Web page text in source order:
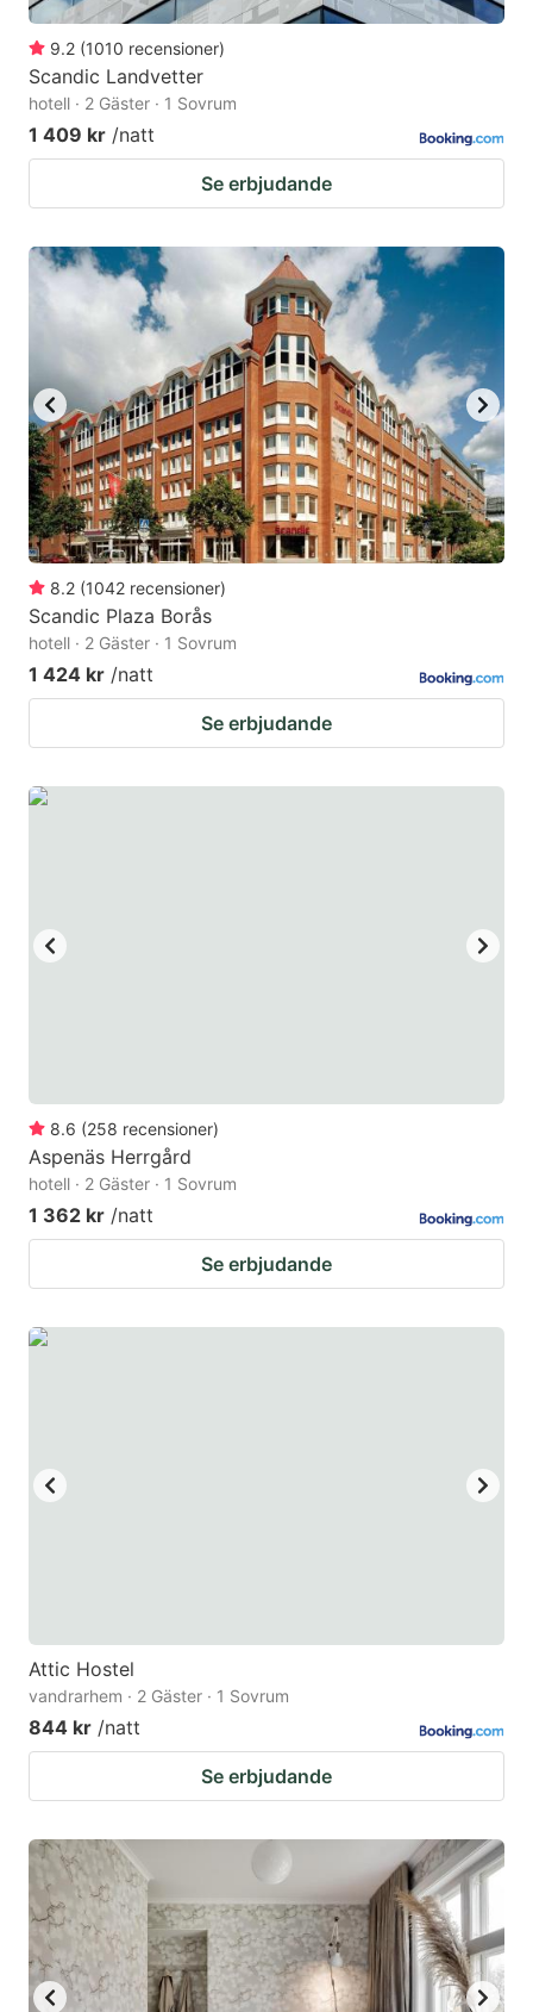
9.2 (1010 recensioner)
Scandic Landvetter
hotell · 2 Gäster · 1 Sovrum
1 409 kr /natt
Se erbjudande
8.2 (1042 recensioner)
Scandic Plaza Borås
hotell · 2 Gäster · 1 Sovrum
1 424 kr /natt
Se erbjudande
8.6 (258 recensioner)
Aspenäs Herrgård
hotell · 2 Gäster · 1 Sovrum
1 362 kr /natt
Se erbjudande
Attic Hostel
vandrarhem · 2 Gäster · 1 Sovrum
844 kr /natt
Se erbjudande